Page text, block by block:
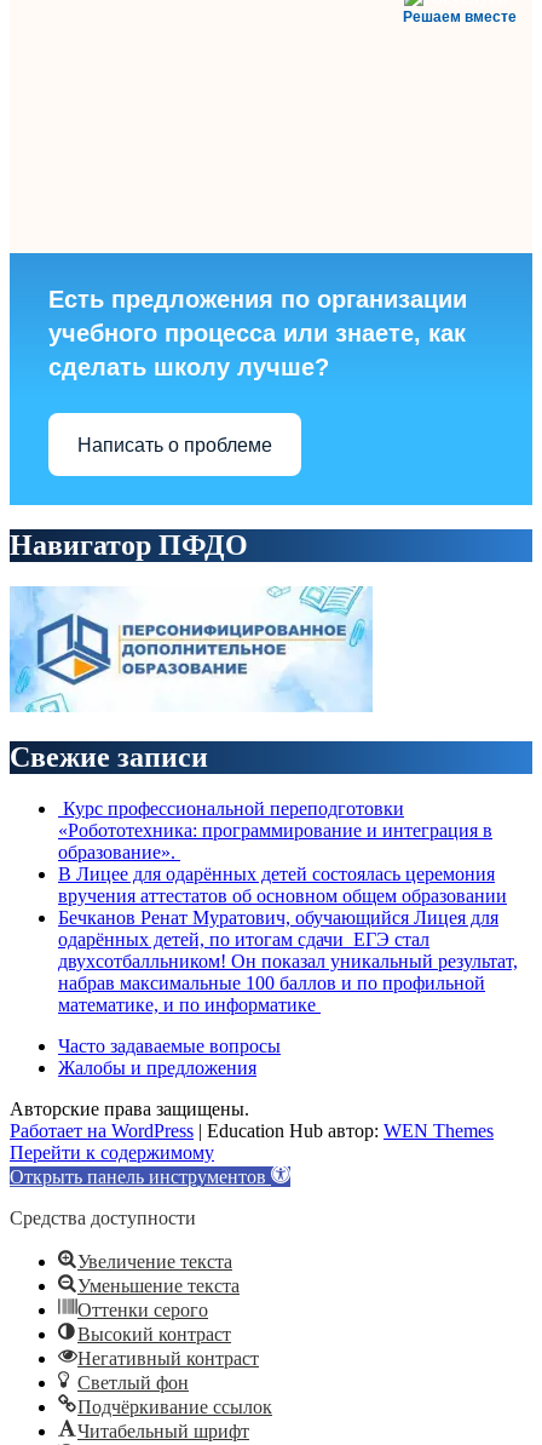
Решаем вместе
Есть предложения по организации
учебного процесса или знаете, как
сделать школу лучше?
Написать о проблеме
Навигатор ПФДО
Свежие записи
Курс профессиональной переподготовки
«Робототехника: программирование и интеграция в
образование».
В Лицее для одарённых детей состоялась церемония
вручения аттестатов об основном общем образовании
Бечканов Ренат Муратович, обучающийся Лицея для
одарённых детей, по итогам сдачи ЕГЭ стал
двухсотбалльником! Он показал уникальный результат,
набрав максимальные 100 баллов и по профильной
математике, и по информатике
Часто задаваемые вопросы
Жалобы и предложения
Авторские права защищены.
Работает на WordPress | Education Hub автор: WEN Themes
Перейти к содержимому
Открыть панель инструментов
Средства доступности
Увеличение текста
Уменьшение текста
Оттенки серого
Высокий контраст
Негативный контраст
Светлый фон
Подчёркивание ссылок
Читабельный шрифт